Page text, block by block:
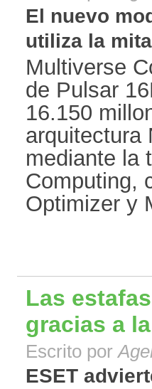
El nuevo
utiliza la
Multiverse
de Pulsar
16.150
arquitectura
mediante la
Computing,
Optimizer y
Las
gracias a
Escrito por
ESET